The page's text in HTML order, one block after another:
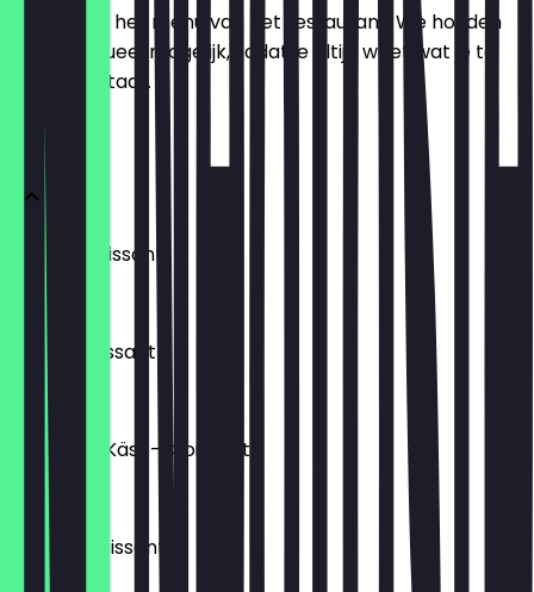
Hier vind je het menu van het restaurant. We houden
het zo actueel mogelijk, zodat je altijd weet wat je te
wachten staat.
Croissant
Laugencroissant
€ 1,80
Buttercroissant
€ 1,60
Schinken-Käse-Croissant
€ 1,90
Schokocroissant